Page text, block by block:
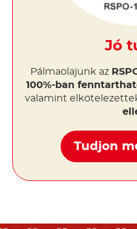
Jó
Pálmaolajunk az
100%-ban
valamint
Tudjon